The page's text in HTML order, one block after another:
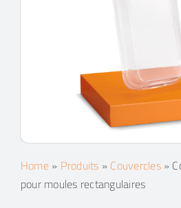
Home» Produits » Couvercles»
pour moules rectangulaires